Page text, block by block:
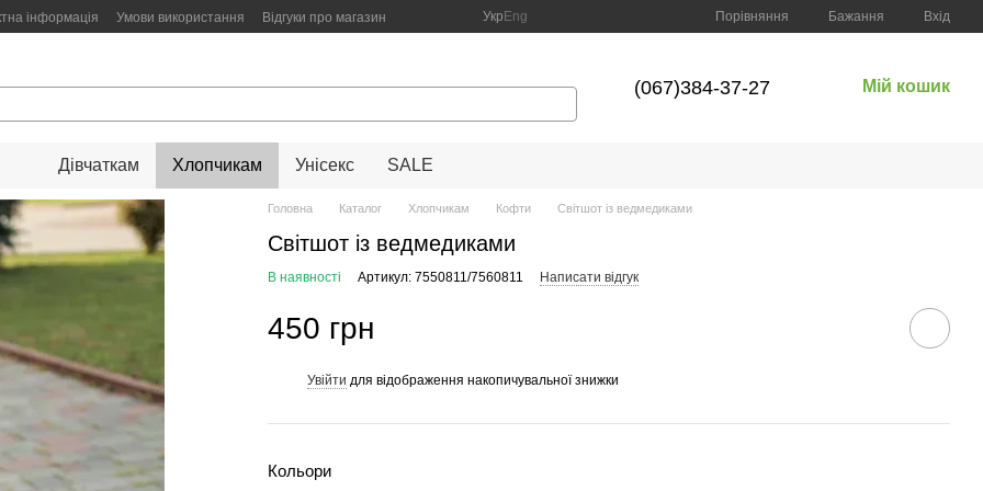
інформація Умови використання Відгуки про магазин Укр Eng Порівняння Бажання Вхід
(067)384-37-27 Мій кошик
Дівчаткам Хлопчикам Унісекс SALE
Головна Каталог Хлопчикам Кофти Світшот із ведмедиками
Світшот із ведмедиками
В наявності Артикул: 7550811/7560811 Написати відгук
450 грн
Увійти для відображення накопичувальної знижки
Кольори